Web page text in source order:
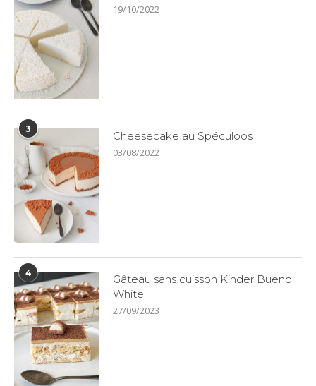
19/10/2022
3
Cheesecake au Spéculoos
03/08/2022
4
Gâteau sans cuisson Kinder Bueno
White
27/09/2023